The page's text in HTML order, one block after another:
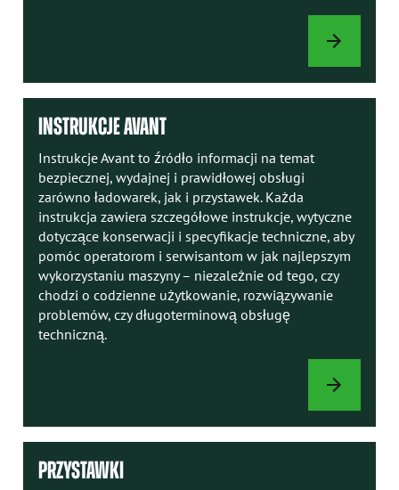
OPCJE
INSTRUKCJE AVANT
Instrukcje Avant to źródło informacji na temat
bezpiecznej, wydajnej i prawidłowej obsługi
zarówno ładowarek, jak i przystawek. Każda
instrukcja zawiera szczegółowe instrukcje, wytyczne
dotyczące konserwacji i specyfikacje techniczne, aby
pomóc operatorom i serwisantom w jak najlepszym
wykorzystaniu maszyny – niezależnie od tego, czy
chodzi o codzienne użytkowanie, rozwiązywanie
problemów, czy długoterminową obsługę
techniczną.
INSTRUKCJE
PRZYSTAWKI